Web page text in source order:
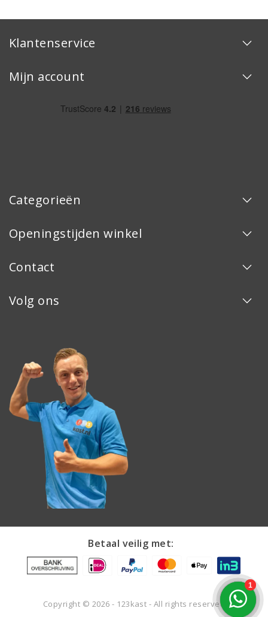
Klantenservice
Mijn account
Categorieën
Openingstijden winkel
Contact
Volg ons
Betaal veilig met:
Copyright © 2026 - 123kast - All rights reserved